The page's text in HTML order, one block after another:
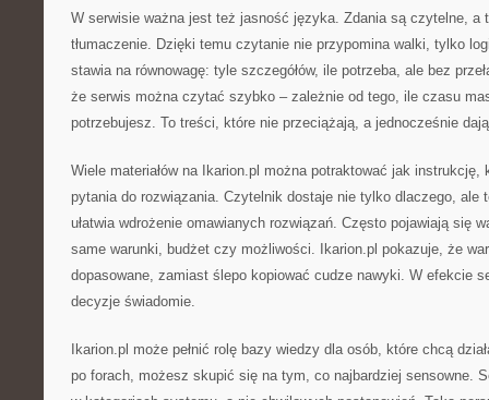
W serwisie ważna jest też jasność języka. Zdania są czytelne, a
tłumaczenie. Dzięki temu czytanie nie przypomina walki, tylko
stawia na równowagę: tyle szczegółów, ile potrzeba, ale bez
że serwis można czytać szybko – zależnie od tego, ile czasu
potrzebujesz. To treści, które nie przeciążają, a jednocześnie
Wiele materiałów na Ikarion.pl można potraktować jak instrukcję,
pytania do rozwiązania. Czytelnik dostaje nie tylko dlaczego, ale
ułatwia wdrożenie omawianych rozwiązań. Często pojawiają się
same warunki, budżet czy możliwości. Ikarion.pl pokazuje, że
dopasowane, zamiast ślepo kopiować cudze nawyki. W efekcie
decyzje świadomie.
Ikarion.pl może pełnić rolę bazy wiedzy dla osób, które chcą
po forach, możesz skupić się na tym, co najbardziej sensowne.